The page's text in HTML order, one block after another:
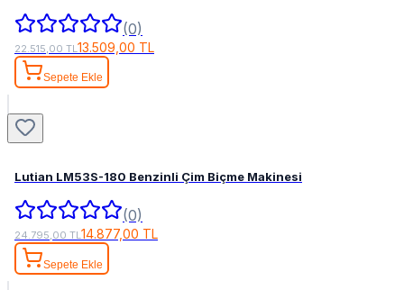
(0)
22.515,00 TL 13.509,00 TL
Sepete Ekle
Lutian LM53S-180 Benzinli Çim Biçme Makinesi
(0)
24.795,00 TL14.877,00 TL
Sepete Ekle